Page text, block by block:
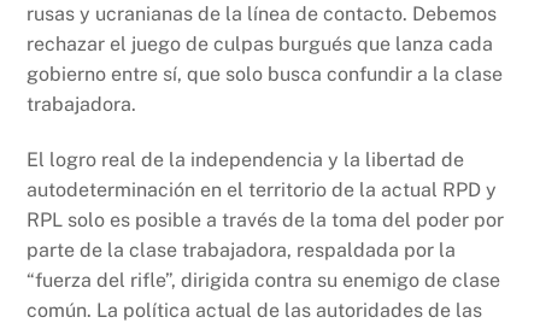
rusas y ucranianas de la línea de contacto. Debemos
rechazar el juego de culpas burgués que lanza cada
gobierno entre sí, que solo busca confundir a la clase
trabajadora.
El logro real de la independencia y la libertad de
autodeterminación en el territorio de la actual RPD y
RPL solo es posible a través de la toma del poder por
parte de la clase trabajadora, respaldada por la
“fuerza del rifle”, dirigida contra su enemigo de clase
común. La política actual de las autoridades de las